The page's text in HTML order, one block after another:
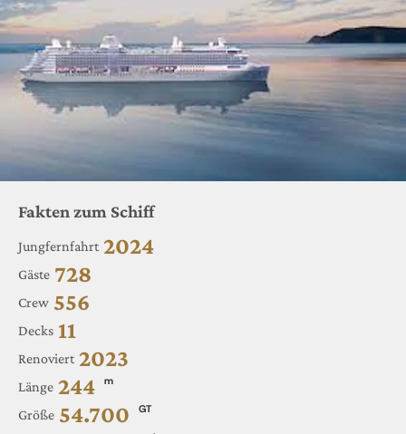
Fakten zum Schiff
Jungfernfahrt 2024
Gäste 728
Crew 556
Decks 11
Renoviert 2023
Länge 244 m
Größe 54.700 GT